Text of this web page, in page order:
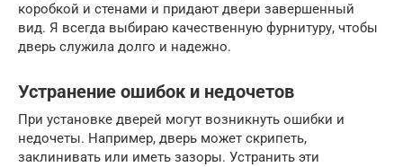
коробкой и стенами и придают двери завершенный
вид. Я всегда выбираю качественную фурнитуру, чтобы
дверь служила долго и надежно.
Устранение ошибок и недочетов
При установке дверей могут возникнуть ошибки и
недочеты. Например, дверь может скрипеть,
заклинивать или иметь зазоры. Устранить эти